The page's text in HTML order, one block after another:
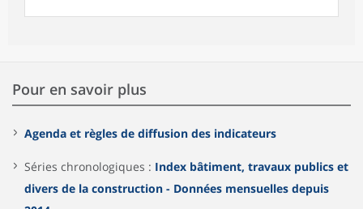
Pour en savoir plus
Agenda et règles de diffusion des indicateurs
Séries chronologiques : Index bâtiment, travaux publics et
divers de la construction - Données mensuelles depuis